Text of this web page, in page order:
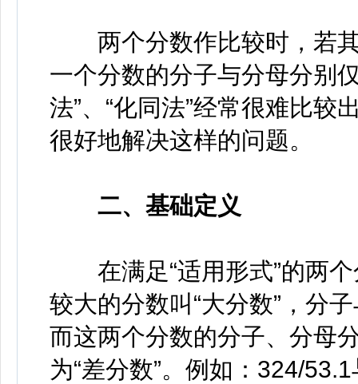
两个分数作比较时，若其
一个分数的分子与分母分别
法”、“化同法”经常很难比较
很好地解决这样的问题。
二、 基础定义
在满足“适用形式”的两个
较大的分数叫“大分数”，分
而这两个分数的分子、分母
为“差分数”。例如：324/